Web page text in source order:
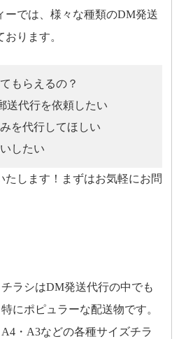
ーでは、様々な種類のDM発送
ります。
もらえるの？
送代行を依頼したい
を代行してほしい
したい
たします！まずはお気軽にお問
チラシはDM発送代行の中でも
特にポピュラーな配送物です。
A4・A3などの各種サイズチラ